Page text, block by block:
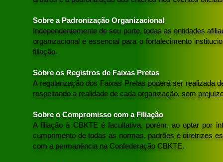
Sobre a Padronização Organizacional
Independentemente de seu porte, todas as entidades
organizacional é essencial para o fortalecimento
filiação.
Sobre os Registros de Faixas Pretas
A regularização dos Faixas Pretas poderá ser realizada
respeitando a realidade de cada organização, sem
Sobre o Compromisso com a Filiação
A filiação à CBKTE é facultativa, porém, ao optar por
cumprimento de todas as normas, padrões e diretrizes
com a permanência na Confederação CBKTE.